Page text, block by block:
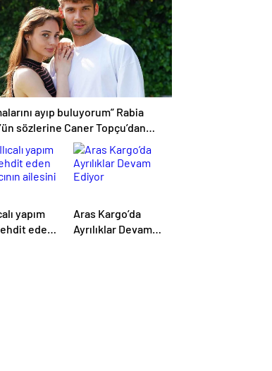
ismini tanıdınız mı?
ayıp buluyorum” Rabia
sözlerine Caner Topçu’dan
cevap!
yapım
eden
Aras Kargo’da
Ayrılıklar Devam